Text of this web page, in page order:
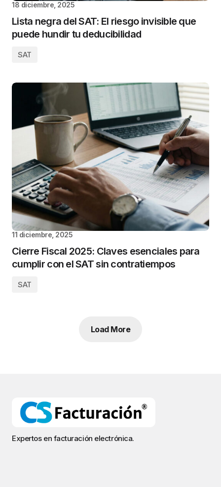
18 diciembre, 2025
Lista negra del SAT: El riesgo invisible que
puede hundir tu deducibilidad
SAT
11 diciembre, 2025
Cierre Fiscal 2025: Claves esenciales para
cumplir con el SAT sin contratiempos
SAT
Load More
Expertos en facturación electrónica.